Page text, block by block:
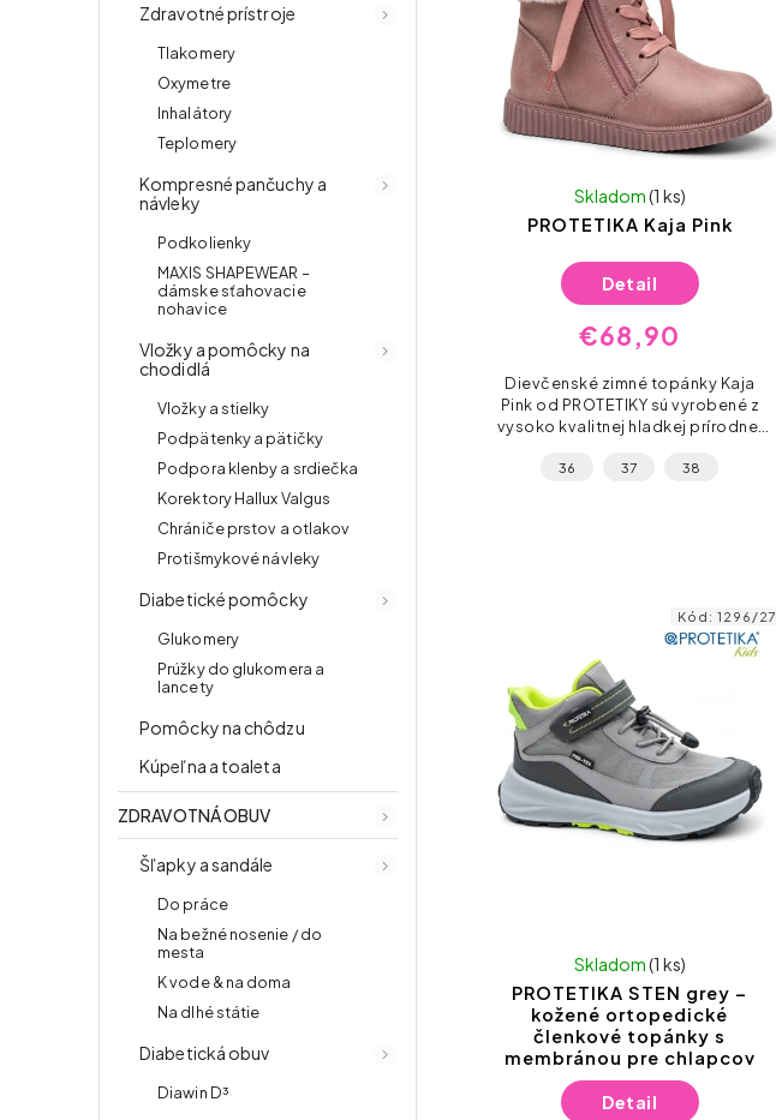
Zdravotné prístroje
Tlakomery
Oxymetre
Inhalátory
Teplomery
Kompresné pančuchy a
návleky
Podkolienky
MAXIS SHAPEWEAR –
dámske sťahovacie
nohavice
Vložky a pomôcky na
chodidlá
Vložky a stielky
Podpätenky a pätičky
Podpora klenby a srdiečka
Korektory Hallux Valgus
Chrániče prstov a otlakov
Protišmykové návleky
Diabetické pomôcky
Glukomery
Prúžky do glukomera a
lancety
Pomôcky na chôdzu
Kúpeľna a toaleta
ZDRAVOTNÁ OBUV
Šľapky a sandále
Do práce
Na bežné nosenie / do
mesta
K vode & na doma
Na dlhé státie
Diabetická obuv
Diawin D³
PROTETIKA Kaja Pink
Skladom(1 ks)
€68,90
Detail
Dievčenské zimné topánky Kaja
Pink od PROTETIKY sú vyrobené z
vysoko kvalitnej hladkej prírodnej
voči vlhkosti. Jemná ružová farba
36 37 38
PROTETIKA STEN grey –
kožené ortopedické
členkové topánky s
membránou pre chlapcov
Skladom(1 ks)
Detail
Kód:1296/27